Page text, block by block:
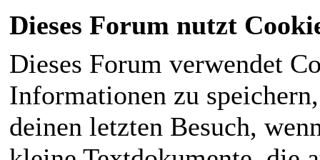
Dieses Forum nutzt
Dieses Forum verwendet
Informationen zu
deinen letzten Besuch,